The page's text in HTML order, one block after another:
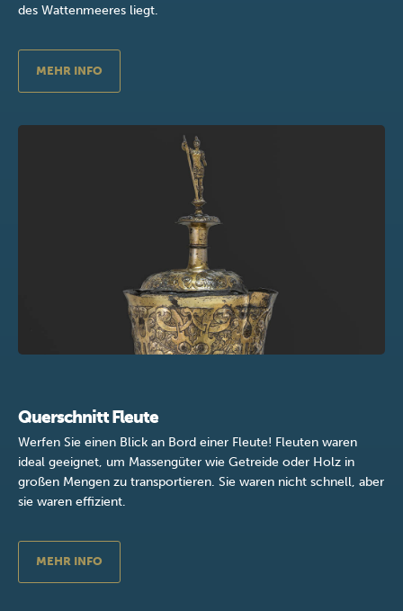
des Wattenmeeres liegt.
MEHR INFO
Querschnitt Fleute
Werfen Sie einen Blick an Bord einer Fleute! Fleuten waren
ideal geeignet, um Massengüter wie Getreide oder Holz in
großen Mengen zu transportieren. Sie waren nicht schnell, aber
sie waren effizient.
MEHR INFO